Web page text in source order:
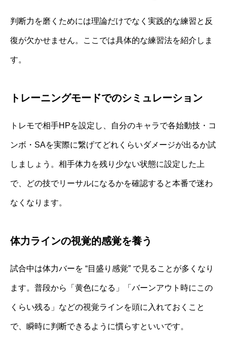
判断力を磨くためには理論だけでなく実践的な練習と反
復が欠かせません。ここでは具体的な練習法を紹介しま
す。
トレーニングモードでのシミュレーション
トレモで相手HPを設定し、自分のキャラで各始動技・コ
ンボ・SAを実際に繋げてどれくらいダメージが出るか試
しましょう。相手体力を残り少ない状態に設定した上
で、どの技でリーサルになるかを確認すると本番で迷わ
なくなります。
体力ラインの視覚的感覚を養う
試合中は体力バーを “目盛り感覚” で見ることが多くなり
ます。普段から「黄色になる」「バーンアウト時にこの
くらい残る」などの視覚ラインを頭に入れておくこと
で、瞬時に判断できるように慣らすといいです。